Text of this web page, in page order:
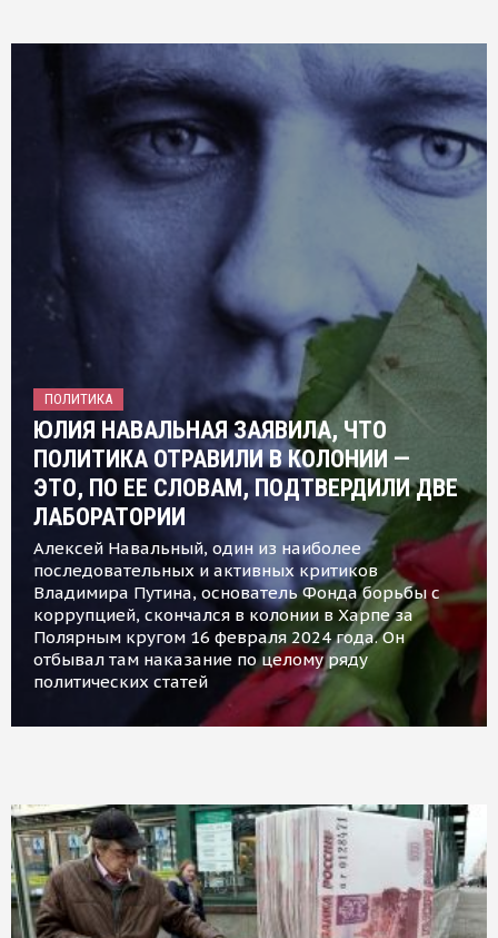
ПОЛИТИКА
ЮЛИЯ НАВАЛЬНАЯ ЗАЯВИЛА, ЧТО
ПОЛИТИКА ОТРАВИЛИ В КОЛОНИИ —
ЭТО, ПО ЕЕ СЛОВАМ, ПОДТВЕРДИЛИ ДВЕ
ЛАБОРАТОРИИ
Алексей Навальный, один из наиболее
последовательных и активных критиков
Владимира Путина, основатель Фонда борьбы с
коррупцией, скончался в колонии в Харпе за
Полярным кругом 16 февраля 2024 года. Он
отбывал там наказание по целому ряду
политических статей